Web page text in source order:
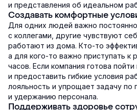
и представления об идеальном
Создавать комфортные
Для одних людей важно
с коллегами, другие чувствуют
работают из дома. Кто-то
а для кого-то важно приступать к
часов. Если компания готова
и предоставить гибкие условия
лояльность и упрощает задачу по
и удержанию персонала.
Поддерживать здоровье